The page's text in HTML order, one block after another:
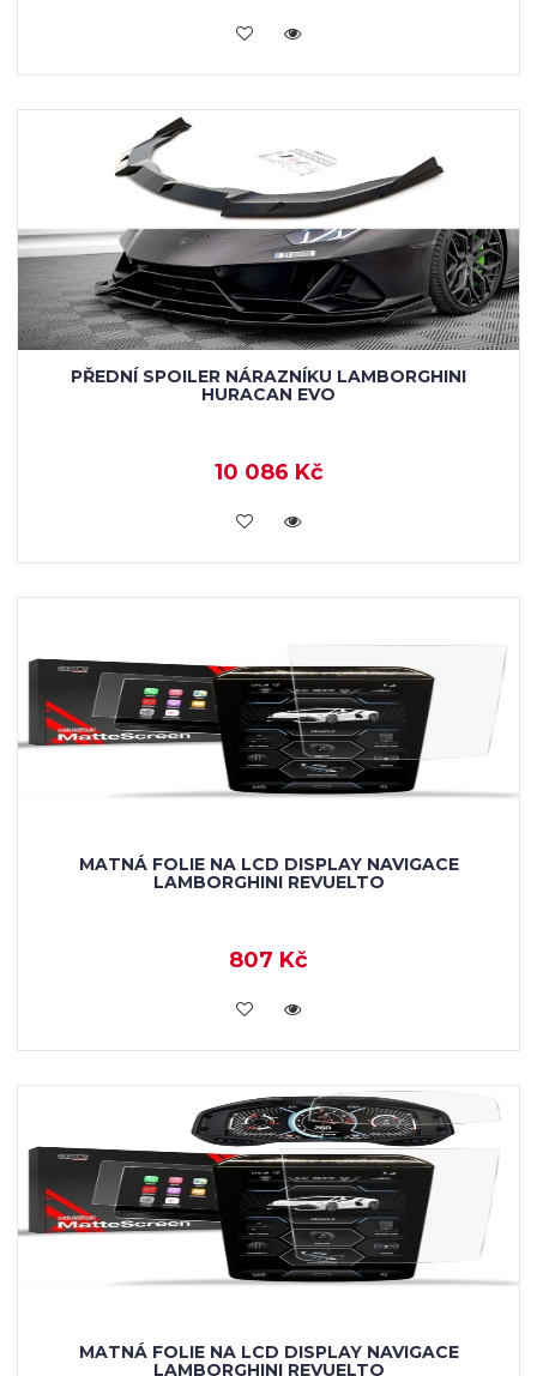
KOUPIT
PŘEDNÍ SPOILER NÁRAZNÍKU LAMBORGHINI
HURACAN EVO
10 086 Kč
KOUPIT
MATNÁ FOLIE NA LCD DISPLAY NAVIGACE
LAMBORGHINI REVUELTO
807 Kč
KOUPIT
MATNÁ FOLIE NA LCD DISPLAY NAVIGACE
LAMBORGHINI REVUELTO